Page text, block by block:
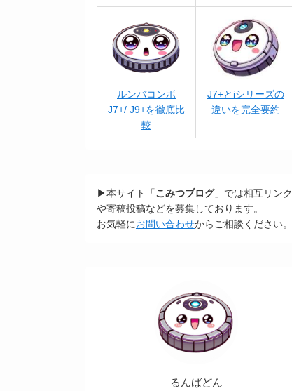
ルンバコンボ
J7+/ J9+を徹底比
較
J7+とiシリーズの
違いを完全要約
▶本サイト「こみつブログ」では相互リンク
や寄稿投稿などを募集しております。
お気軽にお問い合わせからご相談ください。
るんばどん